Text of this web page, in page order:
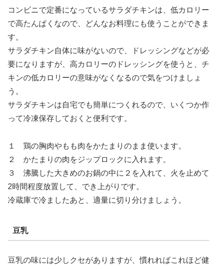
コンビニで定番になっているサラダチキンは、低カロリー
で高たんぱくなので、どんなお料理にも使うことができま
す。
サラダチキン自体に味がないので、ドレッシングなどが必
要になりますが、高カロリーのドレッシングを使うと、チ
キンの低カロリーの意味がなくなるので気をつけましょ
う。
サラダチキンは自宅でも簡単につくれるので、いくつか作
って冷凍保存しておくと便利です。
１ 鶏の胸肉やもも肉をかたまりのまま使います。
２ かたまりの肉をジップロックに入れます。
３ 沸騰した大きめのお鍋の中に２を入れて、火を止めて
2時間程度放置して、でき上がりです。
冷蔵庫で冷ましたあと、適量に切り分けましょう。
豆乳
豆乳の味には少しクセがありますが、慣れればこれほど健